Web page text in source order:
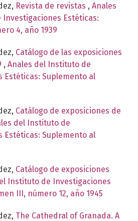
Revista de revistas , Anales
Estéticas:
4, año 1939
Catálogo de las exposiciones
, Anales del Instituto de
Estéticas: Suplemento al
Catálogo de exposiciones de
del Instituto de
Estéticas: Suplemento al
Catálogo de exposiciones
Instituto de Investigaciones
III, número 12, año 1945
The Cathedral of Granada. A